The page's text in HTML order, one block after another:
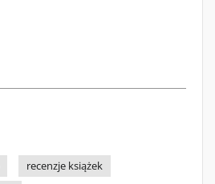
recenzje książek